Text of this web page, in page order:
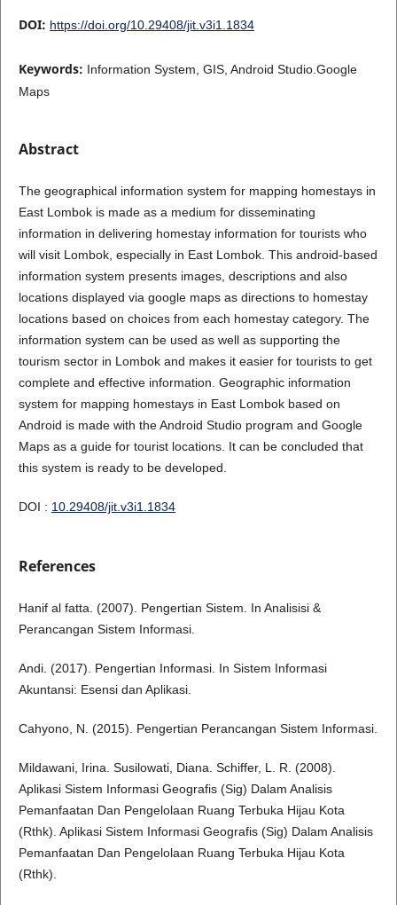
DOI: https://doi.org/10.29408/jit.v3i1.1834
Keywords: Information System, GIS, Android Studio.Google
Maps
Abstract
The geographical information system for mapping homestays in
East Lombok is made as a medium for disseminating
information in delivering homestay information for tourists who
will visit Lombok, especially in East Lombok. This android-based
information system presents images, descriptions and also
locations displayed via google maps as directions to homestay
locations based on choices from each homestay category. The
information system can be used as well as supporting the
tourism sector in Lombok and makes it easier for tourists to get
complete and effective information. Geographic information
system for mapping homestays in East Lombok based on
Android is made with the Android Studio program and Google
Maps as a guide for tourist locations. It can be concluded that
this system is ready to be developed.
DOI : 10.29408/jit.v3i1.1834
References
Hanif al fatta. (2007). Pengertian Sistem. In Analisisi &
Perancangan Sistem Informasi.
Andi. (2017). Pengertian Informasi. In Sistem Informasi
Akuntansi: Esensi dan Aplikasi.
Cahyono, N. (2015). Pengertian Perancangan Sistem Informasi.
Mildawani, Irina. Susilowati, Diana. Schiffer, L. R. (2008).
Aplikasi Sistem Informasi Geografis (Sig) Dalam Analisis
Pemanfaatan Dan Pengelolaan Ruang Terbuka Hijau Kota
(Rthk). Aplikasi Sistem Informasi Geografis (Sig) Dalam Analisis
Pemanfaatan Dan Pengelolaan Ruang Terbuka Hijau Kota
(Rthk).